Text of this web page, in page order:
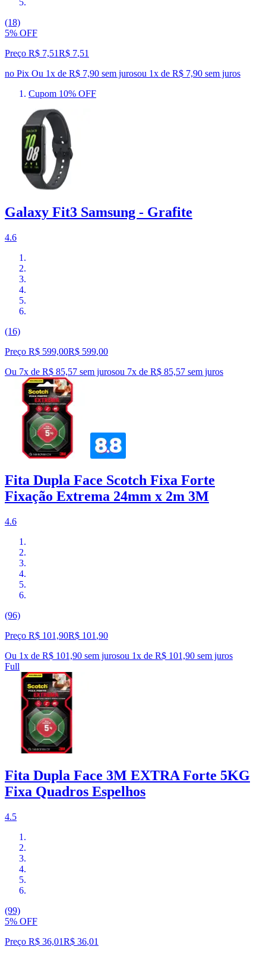
(18)
5% OFF
Preço R$ 7,51R$ 7,51
no Pix Ou 1x de R$ 7,90 sem jurosou 1x de R$ 7,90 sem juros
Cupom 10% OFF
Galaxy Fit3 Samsung - Grafite
4.6
(16)
Preço R$ 599,00R$ 599,00
Ou 7x de R$ 85,57 sem jurosou 7x de R$ 85,57 sem juros
Fita Dupla Face Scotch Fixa Forte
Fixação Extrema 24mm x 2m 3M
4.6
(96)
Preço R$ 101,90R$ 101 ,90
Ou 1x de R$ 101,90 sem jurosou 1x de R$ 101,90 sem juros
Full
Fita Dupla Face 3M EXTRA Forte 5KG
Fixa Quadros Espelhos
4.5
(99)
5% OFF
Preço R$ 36,01R$ 36,01